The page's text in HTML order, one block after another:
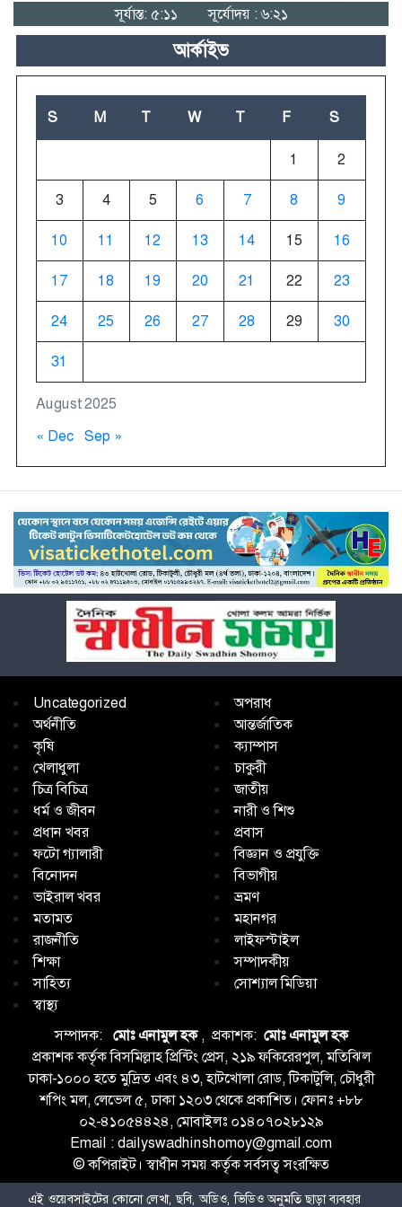
সূর্যাস্ত: ৫:১১
সূর্যোদয় : ৬:২১
আর্কাইভ
August 2025
S M T W T F S
1 2
3 4 5 6 7 8 9
10 11 12 13 14 15 16
17 18 19 20 21 22 23
24 25 26 27 28 29 30
31
« Dec Sep »
Uncategorized
অপরাধ
অর্থনীতি
আন্তর্জাতিক
কৃষি
ক্যাম্পাস
খেলাধুলা
চাকুরী
চিত্র বিচিত্র
জাতীয়
ধর্ম ও জীবন
নারী ও শিশু
প্রধান খবর
প্রবাস
ফটো গ্যালারী
বিজ্ঞান ও প্রযুক্তি
বিনোদন
বিভাগীয়
ভাইরাল খবর
ভ্রমণ
মতামত
মহানগর
রাজনীতি
লাইফস্টাইল
শিক্ষা
সম্পাদকীয়
সাহিত্য
সোশ্যাল মিডিয়া
স্বাস্থ্য
সম্পাদক: মোঃ এনামুল হক, প্রকাশক: মোঃ এনামুল হক
প্রকাশক কর্তৃক বিসমিল্লাহ প্রিন্টিং প্রেস, ২১৯ ফকিরেরপুল, মতিঝিল
ঢাকা-১০০০ হতে মুদ্রিত এবং ৪৩, হাটখোলা রোড, টিকাটুলি, চৌধুরী
শপিং মল, লেভেল ৫, ঢাকা ১২০৩ থেকে প্রকাশিত। ফোনঃ +৮৮
০২-৪১০৫৪৪২৪, মোবাইলঃ ০১৪০৭০২৮১২৯
Email : dailyswadhinshomoy@gmail.com
© কপিরাইট। স্বাধীন সময় কর্তৃক সর্বসত্ব সংরক্ষিত
এই ওয়েবসাইটের কোনো লেখা, ছবি, অডিও, ভিডিও অনুমতি ছাড়া ব্যবহার